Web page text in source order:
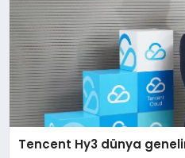
Tencent Hy3 dünya